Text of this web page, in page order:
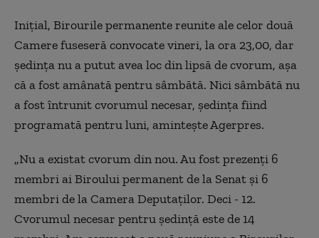
Iniţial, Birourile permanente reunite ale celor două
Camere fuseseră convocate vineri, la ora 23,00, dar
şedinţa nu a putut avea loc din lipsă de cvorum, așa
că a fost amânată pentru sâmbătă. Nici sâmbătă nu
a fost întrunit cvorumul necesar, şedinţa fiind
programată pentru luni, amintește Agerpres.
„Nu a existat cvorum din nou. Au fost prezenţi 6
membri ai Biroului permanent de la Senat şi 6
membri de la Camera Deputaţilor. Deci - 12.
Cvorumul necesar pentru şedinţă este de 14